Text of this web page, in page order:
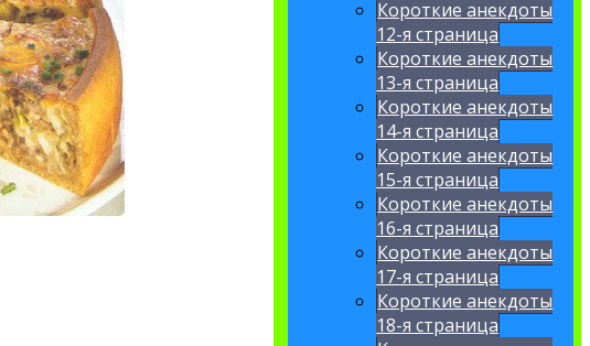
Короткие анекдоты
12-я страница
Короткие анекдоты
13-я страница
Короткие анекдоты
14-я страница
Короткие анекдоты
15-я страница
Короткие анекдоты
16-я страница
Короткие анекдоты
17-я страница
Короткие анекдоты
18-я страница